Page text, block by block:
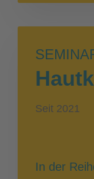
Seit 2021
In der